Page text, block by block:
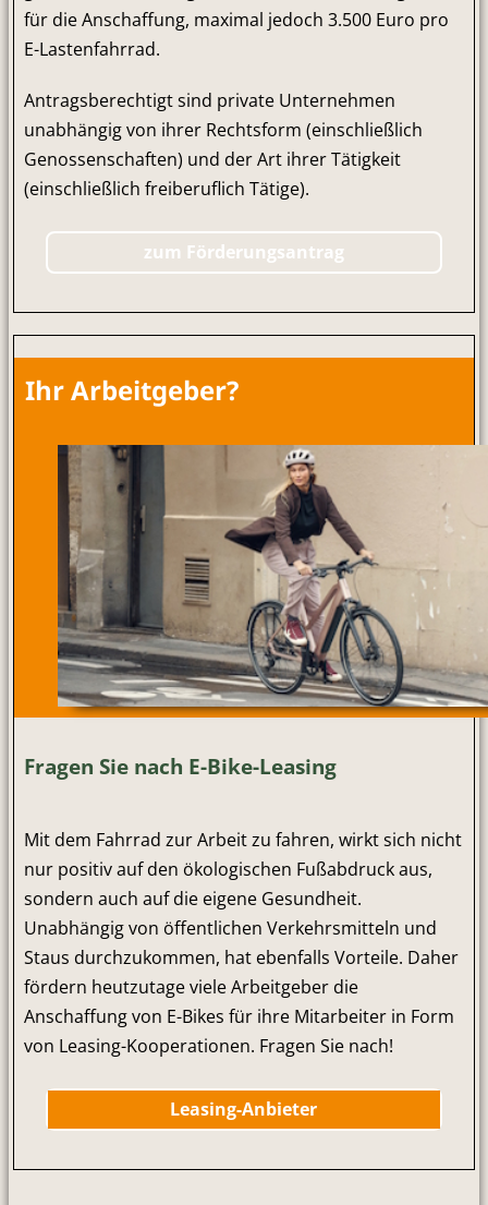
für die Anschaffung, maximal jedoch 3.500 Euro pro
E-Lastenfahrrad.
Antragsberechtigt sind private Unternehmen
unabhängig von ihrer Rechtsform (einschließlich
Genossenschaften) und der Art ihrer Tätigkeit
(einschließlich freiberuflich Tätige).
zum Förderungsantrag
Ihr Arbeitgeber?
Fragen Sie nach E-Bike-Leasing
Mit dem Fahrrad zur Arbeit zu fahren, wirkt sich nicht
nur positiv auf den ökologischen Fußabdruck aus,
sondern auch auf die eigene Gesundheit.
Unabhängig von öffentlichen Verkehrsmitteln und
Staus durchzukommen, hat ebenfalls Vorteile. Daher
fördern heutzutage viele Arbeitgeber die
Anschaffung von E-Bikes für ihre Mitarbeiter in Form
von Leasing-Kooperationen. Fragen Sie nach!
Leasing-Anbieter